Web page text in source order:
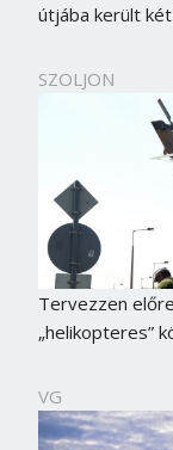
útjába került
SZOLJON
Tervezzen
„helikopteres”
VG